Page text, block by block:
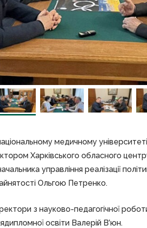
медичному
Харківського обласного
управління реалізації
Ольгою Петренко.
з науково-педагогічної
освіти Валерій В’юн.